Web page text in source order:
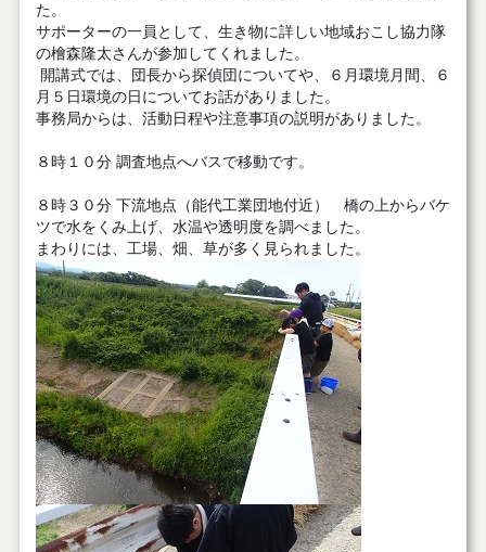
た。
サポーターの一員として、生き物に詳しい地域おこし協力隊
の檜森隆太さんが参加してくれました。
開講式では、団長から探偵団についてや、６月環境月間、６
月５日環境の日についてお話がありました。
事務局からは、活動日程や注意事項の説明がありました。
８時１０分 調査地点へバスで移動です。
８時３０分 下流地点（能代工業団地付近） 橋の上からバケ
ツで水をくみ上げ、水温や透明度を調べました。
まわりには、工場、畑、草が多く見られました。